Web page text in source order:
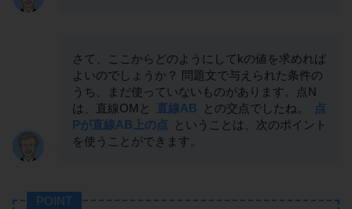
さて、ここからどのようにしてkの値を求めれば
よいのでしょうか？ 問題文で与えられた条件の
うち、まだ使っていないものがあります。点N
は、直線OMと
直線AB との交点でしたね。
点
Pが直線AB上の点
ということは、次のポイント
を使うことができます。
POINT